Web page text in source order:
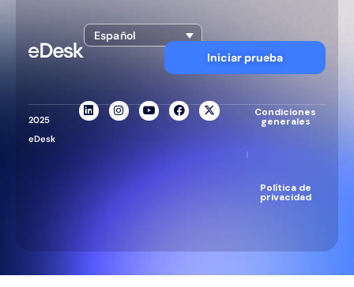
Español
Iniciar prueba
2025
eDesk
Condiciones
generales
|
Política de
privacidad